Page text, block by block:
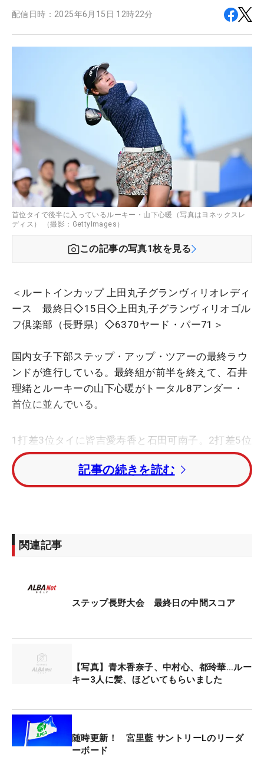
配信日時： 2025年6月15日 12時22分
首位タイで後半に入っているルーキー・山下心暖（写真はヨネックスレ
ディス） （撮影：GettyImages）
この記事の写真1枚を見る
＜ルートインカップ 上田丸子グランヴィリオレディ
ース 最終日◇15日◇上田丸子グランヴィリオゴル
フ倶楽部（長野県）◇6370ヤード・パー71＞
国内女子下部ステップ・アップ・ツアーの最終ラウ
ンドが進行している。最終組が前半を終えて、石井
理緒とルーキーの山下心暖がトータル8アンダー・
首位に並んでいる。
1打差3位タイに皆吉愛寿香と石田可南子。2打差5位
タイには本明夏、福山恵梨、ルーキーの加藤麗奈が
続いている。
タイで後半をプレーしている。
が贈られる。
記事の続きを読む
関連記事
ステップ長野大会 最終日の中間スコア
【写真】青木香奈子、中村心、都玲華…ルー
キー3人に髪、ほどいてもらいました
随時更新！ 宮里藍 サントリーLのリーダ
ーボード